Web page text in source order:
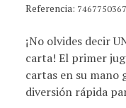
Referencia:
¡No olvides decir
carta! El primer
cartas en su mano
diversión rápida